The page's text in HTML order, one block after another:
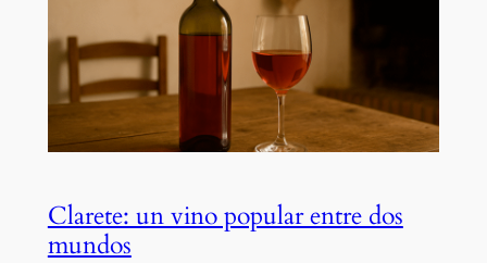
Clarete: un vino popular entre dos
mundos